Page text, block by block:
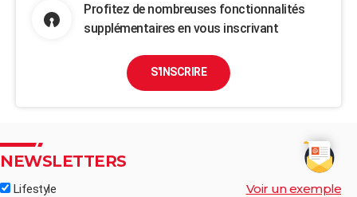
Profitez de nombreuses fonctionnalités
supplémentaires en vous inscrivant
S'INSCRIRE
NEWSLETTERS
Lifestyle Voir un exemple